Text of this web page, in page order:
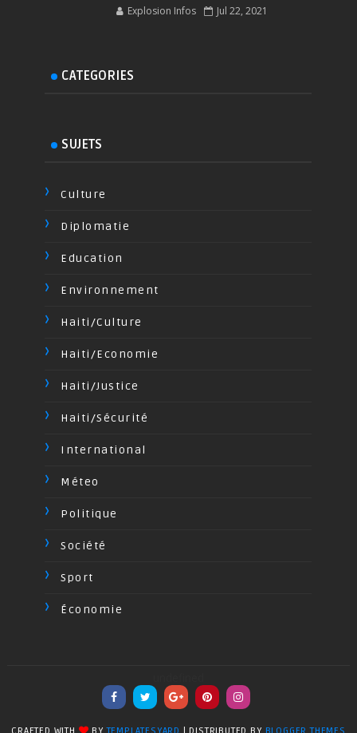
Explosion Infos Jul 22, 2021
CATEGORIES
SUJETS
Culture
Diplomatie
Education
Environnement
Haiti/Culture
Haiti/Economie
Haiti/Justice
Haiti/Sécurité
International
Méteo
Politique
Société
Sport
Économie